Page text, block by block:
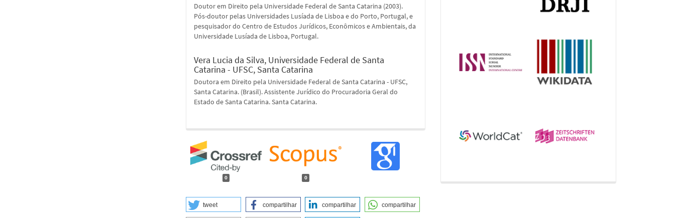
Doutor em Direito pela Universidade Federal de Santa Catarina (2003).
Pós-doutor pelas Universidades Lusíada de Lisboa e do Porto, Portugal, e
pesquisador do Centro de Estudos Jurídicos, Econômicos e Ambientais, da
Universidade Lusíada de Lisboa, Portugal.
Vera Lucia da Silva, Universidade Federal de Santa
Catarina - UFSC, Santa Catarina
Doutora em Direito pela Universidade Federal de Santa Catarina - UFSC,
Santa Catarina. (Brasil). Assistente Jurídico do Procuradoria Geral do
Estado de Santa Catarina. Santa Catarina.
0 0
tweet compartilhar compartilhar compartilhar